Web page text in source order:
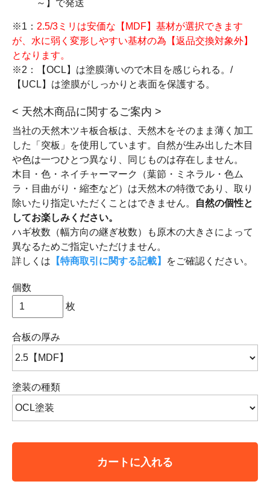
～】で発送
※1： 2.5/3ミリは安価な【MDF】基材が選択できます
が、水に弱く変形しやすい基材の為【返品交換対象外】
となります。
※2：【OCL】は塗膜薄いので木目を感じられる。/
【UCL】は塗膜がしっかりと表面を保護する。
< 天然木商品に関するご案内 >
当社の天然木ツキ板合板は、天然木をそのまま薄く加工
した「突板」を使用しています。自然が生み出した木目
や色は一つひとつ異なり、同じものは存在しません。
木目・色・ネイチャーマーク（葉節・ミネラル・色ム
ラ・目曲がり・縮杢など）は天然木の特徴であり、取り
除いたり指定いただくことはできません。
自然の個性と
してお楽しみください。
ハギ枚数（幅方向の継ぎ枚数）も原木の大きさによって
異なるためご指定いただけません。
詳しくは 【特商取引に関する記載】 をご確認ください。
個数
枚
合板の厚み
塗装の種類
カートに入れる